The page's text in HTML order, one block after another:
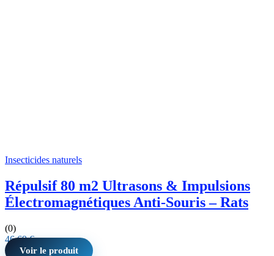
Insecticides naturels
Répulsif 80 m2 Ultrasons & Impulsions
Électromagnétiques Anti-Souris – Rats
(0)
46,69€
Voir le produit